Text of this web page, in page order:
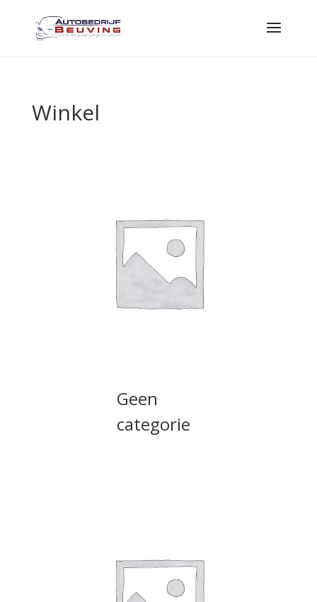
Winkel
Geen
categorie